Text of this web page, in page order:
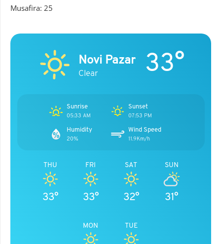
Musafira: 25
Novi Pazar
Clear 33°
Sunrise
05:33 AM
Sunset
07:53 PM
Humidity
20%
Wind Speed
11.9Km/h
THU
33°
FRI
33°
SAT
32°
SUN
31°
MON TUE